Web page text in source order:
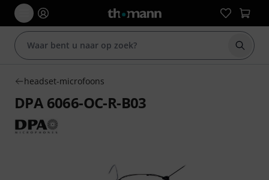
Zoek
headset-microfoons
DPA 6066-OC-R-B03